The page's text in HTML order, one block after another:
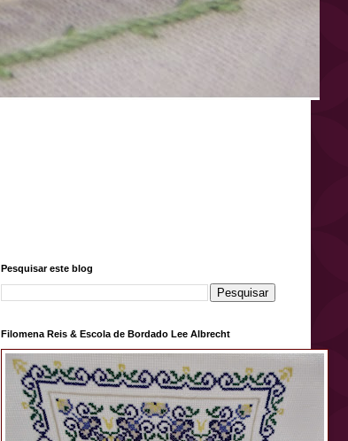
Pesquisar este blog
Filomena Reis & Escola de Bordado Lee Albrecht